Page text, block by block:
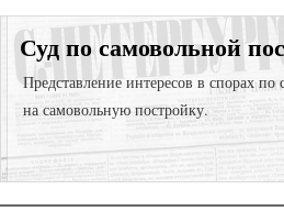
Суд по самовольной
Представление интересов в спорах
на самовольную постройку.